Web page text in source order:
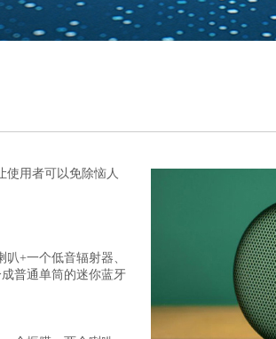
使用者可以免除恼人
+一个低音辐射器、
普通单筒的迷你蓝牙